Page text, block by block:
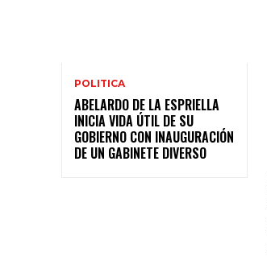
POLITICA
ABELARDO DE LA ESPRIELLA
INICIA VIDA ÚTIL DE SU
GOBIERNO CON INAUGURACIÓN
DE UN GABINETE DIVERSO